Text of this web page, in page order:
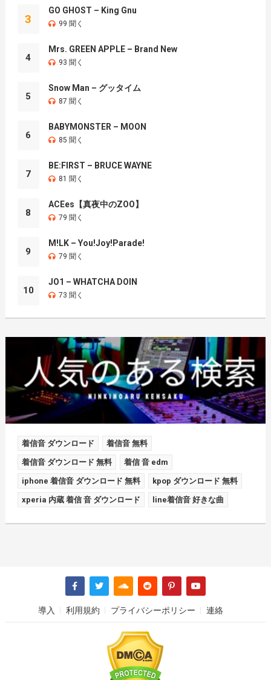
3
GO GHOST – King Gnu
99 聞く
4
Mrs. GREEN APPLE – Brand New
93 聞く
5
Snow Man – グッタイム
87 聞く
6
BABYMONSTER – MOON
85 聞く
7
BE:FIRST – BRUCE WAYNE
81 聞く
8
ACEes【真夜中のZOO】
79 聞く
9
M!LK – You!Joy!Parade!
79 聞く
10
JO1 – WHATCHA DOIN
73 聞く
着信音 ダウンロード 着信音 無料
着信音 ダウンロード 無料 着信 音 edm
iphone 着信音 ダウンロード 無料 kpop ダウンロード 無料
xperia 内蔵 着信 音 ダウンロード line着信音 好きな曲
導入 利用規約 プライバシーポリシー 連絡